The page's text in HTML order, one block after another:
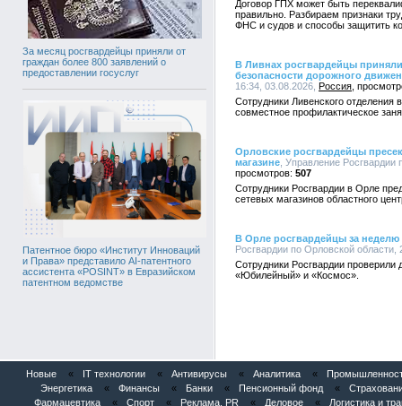
За месяц росгвардейцы приняли от
граждан более 800 заявлений о
предоставлении госуслуг
Патентное бюро «Институт Инноваций
и Права» представило AI-патентного
ассистента «POSINT» в Евразийском
патентном ведомстве
Договор ГПХ может быть
правильно. Разбираем признаки
ФНС и судов и способы защитить
В Ливнах росгвардейцы
безопасности дорожного
16:34, 03.08.2026, Россия
Сотрудники Ливенского отделения
совместное профилактическое
Орловские росгвардейцы
магазине , Управление
507
Сотрудники Росгвардии в Орле
сетевых магазинов областного
В Орле росгвардейцы за неделю
Росгвардии по Орловской
Сотрудники Росгвардии проверили
«Юбилейный» и «Космос».
Новые « IT технологии « Антивирусы « Аналитика «
Энергетика
« Финансы « Банки « Пенсионный фонд «
Фармацевтика
« Спорт « Реклама, PR « Деловое «
Логистика и